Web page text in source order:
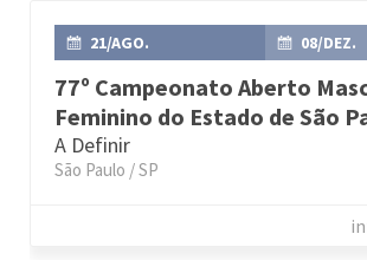
21/AGO. 08/DEZ.
77º Campeonato Aberto
Feminino do Estado de São
A Definir
São Paulo / SP